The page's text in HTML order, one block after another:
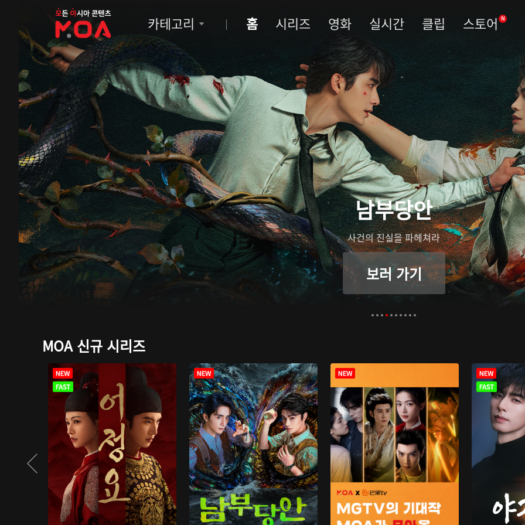
MOA
카테고리 홈 시리즈 영화 실시간 클립 스토어 N
남부당안
사건의 진실을 파헤쳐라
보러 가기
MOA 신규 시리즈